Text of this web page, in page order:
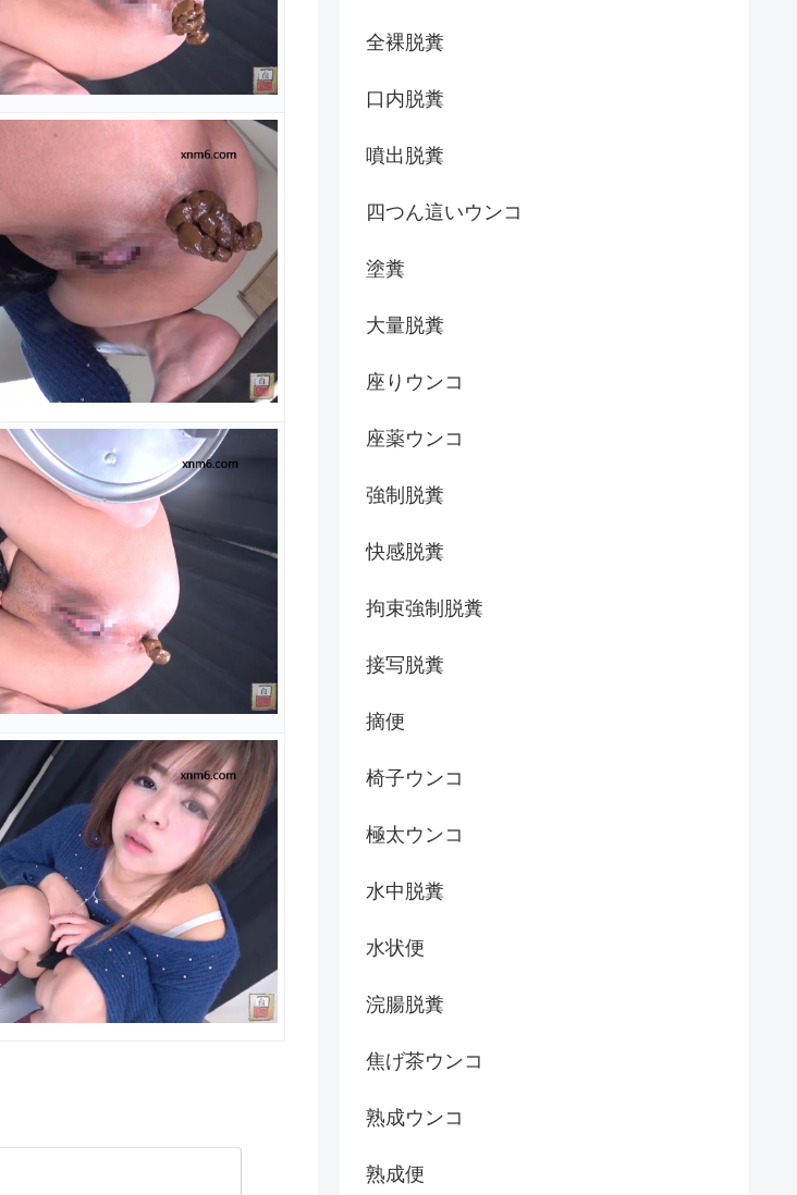
全裸脱糞
口内脱糞
噴出脱糞
四つん這いウンコ
塗糞
大量脱糞
座りウンコ
座薬ウンコ
強制脱糞
快感脱糞
拘束強制脱糞
接写脱糞
摘便
椅子ウンコ
極太ウンコ
水中脱糞
水状便
浣腸脱糞
焦げ茶ウンコ
熟成ウンコ
熟成便